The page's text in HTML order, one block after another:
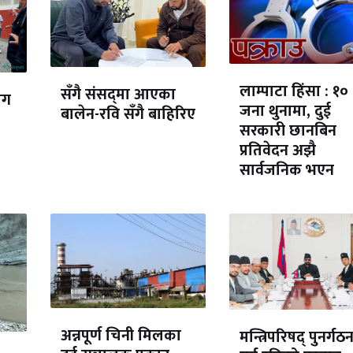
सँगै संसद्‌मा आएका
बालेन-रवि सँगै बाहिरिए
लाम्पाटा हिंसा : १०
जना थुनामा, दुई
सरकारी छानबिन
प्रतिवेदन अझै
सार्वजनिक भएन
अन्नपूर्ण चिनी मिलका मन्त्रिपरिषद् पुनर्गठन